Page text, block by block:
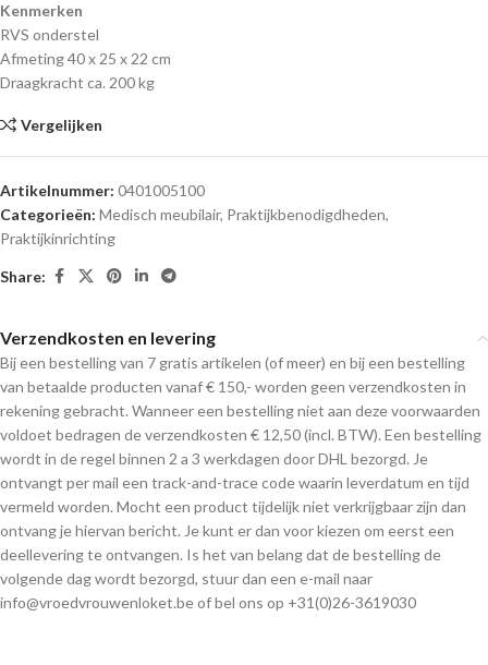
Kenmerken
RVS onderstel
Afmeting 40 x 25 x 22 cm
Draagkracht ca. 200 kg
Vergelijken
Artikelnummer: 0401005100
Categorieën: Medisch meubilair, Praktijkbenodigdheden,
Praktijkinrichting
Share:
Verzendkosten en levering
Bij een bestelling van 7 gratis artikelen (of meer) en bij een bestelling
van betaalde producten vanaf € 150,- worden geen verzendkosten in
rekening gebracht. Wanneer een bestelling niet aan deze voorwaarden
voldoet bedragen de verzendkosten € 12,50 (incl. BTW). Een bestelling
wordt in de regel binnen 2 a 3 werkdagen door DHL bezorgd. Je
ontvangt per mail een track-and-trace code waarin leverdatum en tijd
vermeld worden. Mocht een product tijdelijk niet verkrijgbaar zijn dan
ontvang je hiervan bericht. Je kunt er dan voor kiezen om eerst een
deellevering te ontvangen. Is het van belang dat de bestelling de
volgende dag wordt bezorgd, stuur dan een e-mail naar
info@vroedvrouwenloket.be of bel ons op +31(0)26-3619030